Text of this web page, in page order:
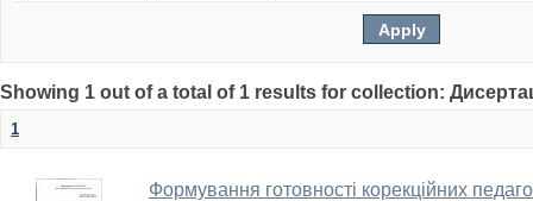
Showing 1 out of a total of 1 results for collection:
1
Формування готовності корекційних